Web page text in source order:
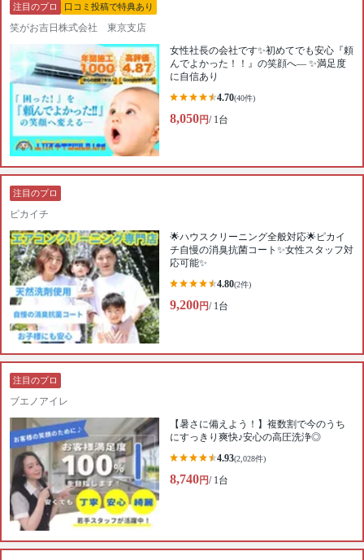
注目のプロ 口コミ投稿で特典あり
笑がお吉日株式会社 東京支店
女性社長の会社です✨初めてでも安心『頼
んでよかった！！』の笑顔へ— ✨満足度
に自信あり
4.70(40件)
8,050円/ 1台
注目のプロ
ピカイチ
🌟ハウスクリーニング全般対応🌟ピカイ
チ自慢の消臭抗菌コート✨女性スタッフ対
応可能✨
4.80(2件)
9,200円/ 1台
注目のプロ
ブエノアイレ
【暑さに備えよう！】複数割で今のうち
にすっきり爽快♪︎安心の高圧洗浄◎
4.93(2,028件)
8,740円/ 1台